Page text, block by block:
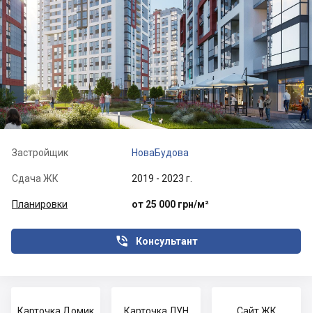
Застройщик НоваБудова
Сдача ЖК 2019 - 2023 г.
Планировки от 25 000 грн/м²
Консультант
